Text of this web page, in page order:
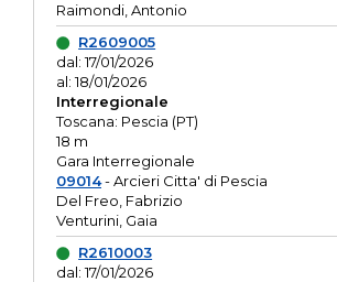
Raimondi, Antonio
R2609005
dal: 17/01/2026
al: 18/01/2026
Interregionale
Toscana: Pescia (PT)
18 m
Gara Interregionale
09014- Arcieri Citta' di Pescia
Del Freo, Fabrizio
Venturini, Gaia
R2610003
dal: 17/01/2026